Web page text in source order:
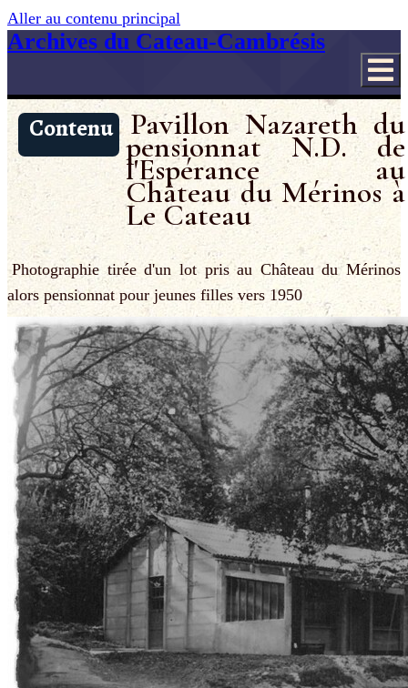
Aller au contenu principal
Archives du Cateau-Cambrésis
Contenu Pavillon Nazareth du
pensionnat N.D. de
l'Espérance au
Château du Mérinos à
Le Cateau
Photographie tirée d'un lot pris au Château du Mérinos
alors pensionnat pour jeunes filles vers 1950